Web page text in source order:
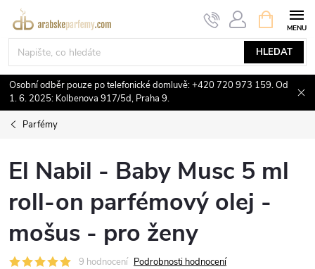
Přejít
obsah
HLEDAT
NÁKUPNÍ
KOŠÍK
Osobní odběr pouze po telefonické domluvě: +420 720 973 159. Od
1. 6. 2025: Kolbenova 917/5d, Praha 9.
Parfémy
El Nabil - Baby Musc 5 ml
roll-on parfémový olej -
mošus - pro ženy
9 hodnocení Podrobnosti hodnocení